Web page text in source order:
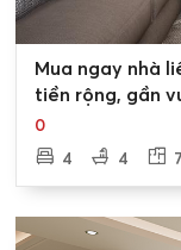
Mua ngay nhà
tiền rộng, gần
Tấn
0
4
4